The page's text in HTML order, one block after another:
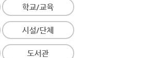
학교/교육
시설/단체
도서관